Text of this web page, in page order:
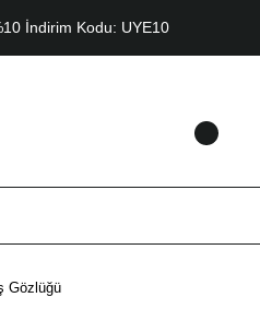
İndirim Kodu: UYE10